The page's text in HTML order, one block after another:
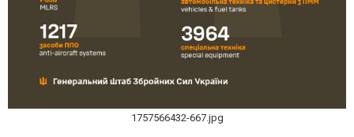
1757566432-667.jpg